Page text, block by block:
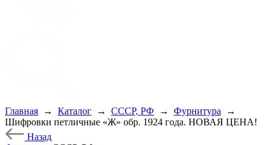
Главная → Каталог → СССР, РФ → Фурнитура
→
Шифровки петличные «Ж» обр. 1924 года. НОВАЯ ЦЕНА!
Назад